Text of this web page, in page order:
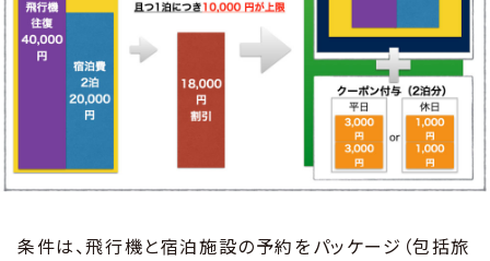
条件は、飛行機と宿泊施設の予約をパッケージ（包括旅